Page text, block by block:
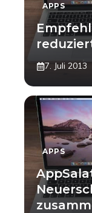
APPS
7. Juli 2013
APPS